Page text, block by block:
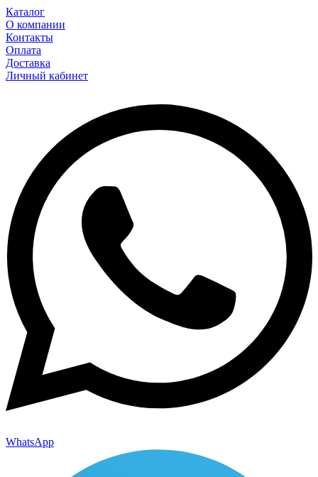
Каталог
О компании
Контакты
Оплата
Доставка
Личный кабинет
WhatsApp